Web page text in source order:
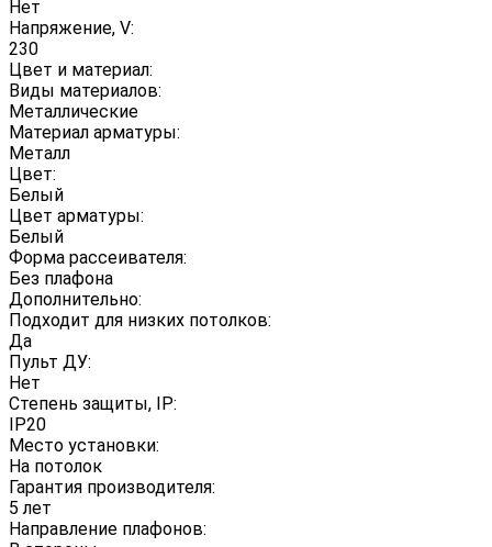
Нет
Напряжение, V:
230
Цвет и материал:
Виды материалов:
Металлические
Материал арматуры:
Металл
Цвет:
Белый
Цвет арматуры:
Белый
Форма рассеивателя:
Без плафона
Дополнительно:
Подходит для низких потолков:
Да
Пульт ДУ:
Нет
Степень защиты, IP:
IP20
Место установки:
На потолок
Гарантия производителя:
5 лет
Направление плафонов: